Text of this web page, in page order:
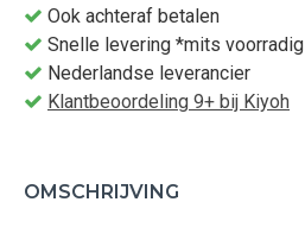
Ook achteraf betalen
Snelle levering *mits voorradig
Nederlandse leverancier
Klantbeoordeling 9+ bij Kiyoh
OMSCHRIJVING